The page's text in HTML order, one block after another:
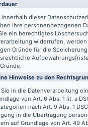
innerhalb dieser
Ihre personenbezogenen
ein berechtigtes
widerrufen,
Gründe für die
Hinweise zu den
in die Datenverarbeitung
von Art. 6 Abs. 1 lit. a
nach Art. 9 Abs. 1
in die Übertragung
auf Grundlage von Art. 49